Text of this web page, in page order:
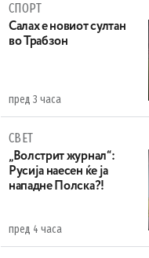
СПОРТ
Салах е новиот султан
во Трабзон
пред 3 часа
СВЕТ
„Волстрит журнал“:
Русија наесен ќе ја
нападне Полска?!
пред 4 часа